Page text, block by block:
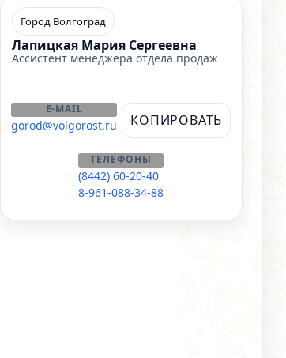
Город Волгоград
Лапицкая Мария Сергеевна
Ассистент менеджера отдела продаж
E-MAIL
gorod@volgorost.ru КОПИРОВАТЬ
ТЕЛЕФОНЫ
(8442) 60-20-40
8-961-088-34-88